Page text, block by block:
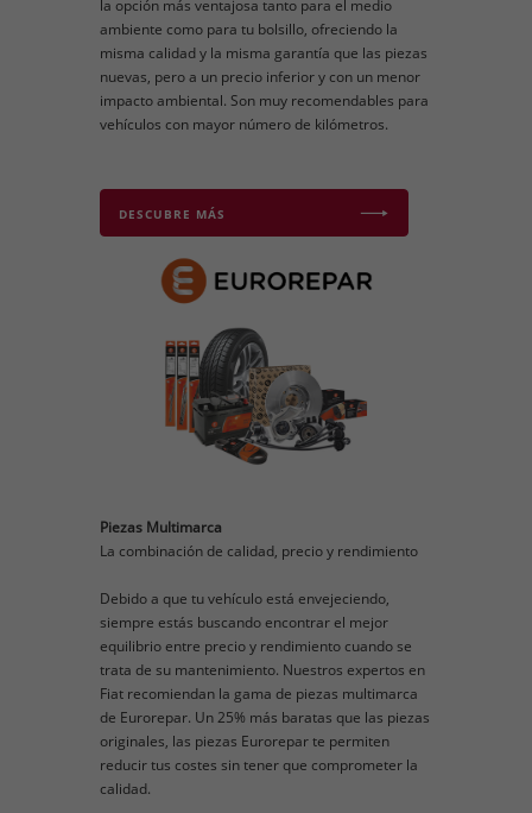
la opción más ventajosa tanto para el medio
ambiente como para tu bolsillo, ofreciendo la
misma calidad y la misma garantía que las piezas
nuevas, pero a un precio inferior y con un menor
impacto ambiental. Son muy recomendables para
vehículos con mayor número de kilómetros.
DESCUBRE MÁS
Piezas Multimarca
La combinación de calidad, precio y rendimiento
Debido a que tu vehículo está envejeciendo,
siempre estás buscando encontrar el mejor
equilibrio entre precio y rendimiento cuando se
trata de su mantenimiento. Nuestros expertos en
Fiat recomiendan la gama de piezas multimarca
de Eurorepar. Un 25% más baratas que las piezas
originales, las piezas Eurorepar te permiten
reducir tus costes sin tener que comprometer la
calidad.